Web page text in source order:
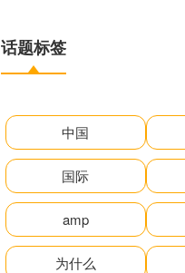
话题标签
中国
国际
amp
为什么